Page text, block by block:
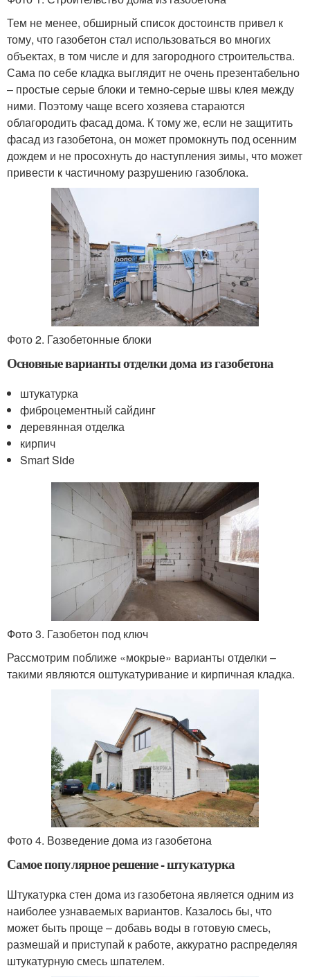
Тем не менее, обширный список достоинств привел к
тому, что газобетон стал использоваться во многих
объектах, в том числе и для загородного строительства.
Сама по себе кладка выглядит не очень презентабельно
– простые серые блоки и темно-серые швы клея между
ними. Поэтому чаще всего хозяева стараются
облагородить фасад дома. К тому же, если не защитить
фасад из газобетона, он может промокнуть под осенним
дождем и не просохнуть до наступления зимы, что может
привести к частичному разрушению газоблока.
Фото 2. Газобетонные блоки
Основные варианты отделки дома из газобетона
штукатурка
фиброцементный сайдинг
деревянная отделка
кирпич
Smart Side
Фото 3. Газобетон под ключ
Рассмотрим поближе «мокрые» варианты отделки –
такими являются оштукатуривание и кирпичная кладка.
Фото 4. Возведение дома из газобетона
Самое популярное решение - штукатурка
Штукатурка стен дома из газобетона является одним из
наиболее узнаваемых вариантов. Казалось бы, что
может быть проще – добавь воды в готовую смесь,
размешай и приступай к работе, аккуратно распределяя
штукатурную смесь шпателем.